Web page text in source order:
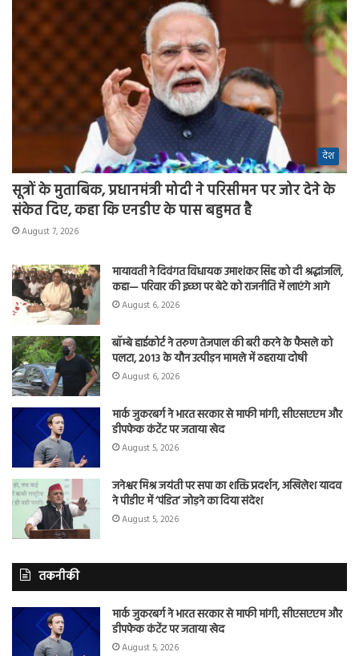
देश
सूत्रों के मुताबिक, प्रधानमंत्री मोदी ने परिसीमन पर जोर देने के
संकेत दिए, कहा कि एनडीए के पास बहुमत है
August 7, 2026
मायावती ने दिवंगत विधायक उमाशंकर सिंह को दी श्रद्धांजलि,
कहा— परिवार की इच्छा पर बेटे को राजनीति में लाएंगे आगे
August 6, 2026
बॉम्बे हाईकोर्ट ने तरुण तेजपाल की बरी करने के फैसले को
पलटा, 2013 के यौन उत्पीड़न मामले में ठहराया दोषी
August 6, 2026
मार्क जुकरबर्ग ने भारत सरकार से माफी मांगी, सीएसएएम और
डीपफेक कंटेंट पर जताया खेद
August 5, 2026
जनेश्वर मिश्र जयंती पर सपा का शक्ति प्रदर्शन, अखिलेश यादव
ने पीडीए में ‘पंडित’ जोड़ने का दिया संदेश
August 5, 2026
तकनीकी
मार्क जुकरबर्ग ने भारत सरकार से माफी मांगी, सीएसएएम और
डीपफेक कंटेंट पर जताया खेद
August 5, 2026